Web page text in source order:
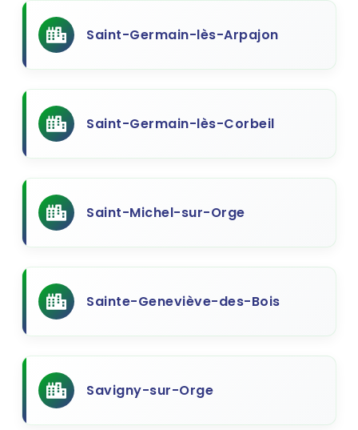
Saint-Germain-lès-Arpajon
Saint-Germain-lès-Corbeil
Saint-Michel-sur-Orge
Sainte-Geneviève-des-Bois
Savigny-sur-Orge